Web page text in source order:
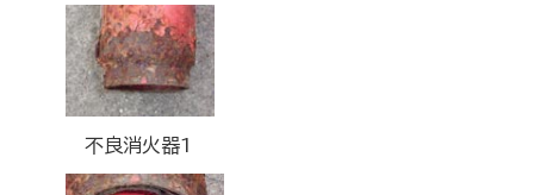
不良消火器1